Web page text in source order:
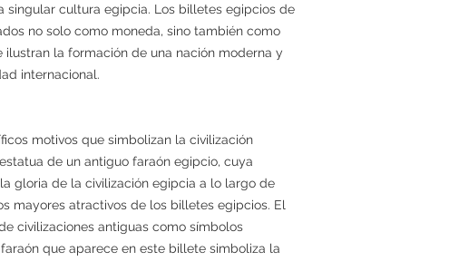
singular cultura egipcia. Los billetes egipcios de
no solo como moneda, sino también como
la formación de una nación moderna y
internacional.
motivos que simbolizan la civilización
de un antiguo faraón egipcio, cuya
gloria de la civilización egipcia a lo largo de
mayores atractivos de los billetes egipcios. El
civilizaciones antiguas como símbolos
que aparece en este billete simboliza la